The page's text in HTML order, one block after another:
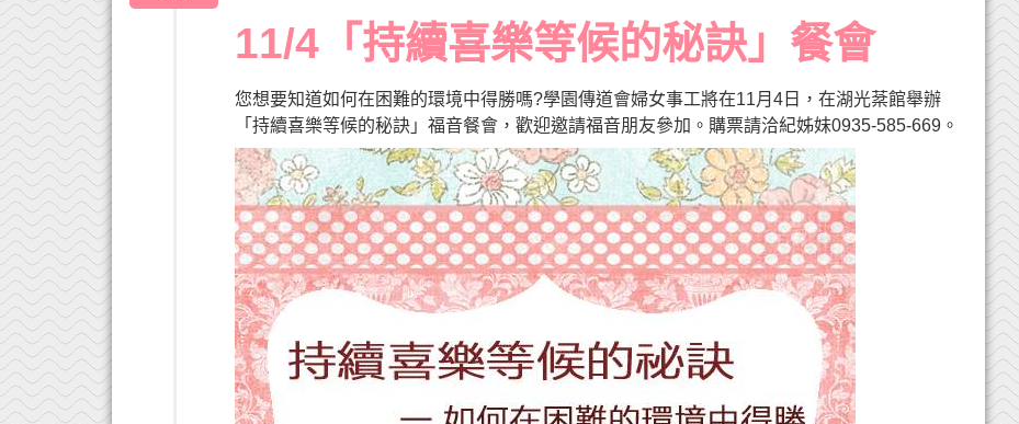
11/4「持續喜樂等候的秘訣」餐會
您想要知道如何在困難的環境中得勝嗎?學園傳道會婦女事工將在11月4日，在湖光棻館舉辦
「持續喜樂等候的秘訣」福音餐會，歡迎邀請福音朋友參加。購票請洽紀姊妹0935-585-669。